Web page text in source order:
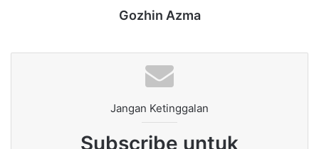
Gozhin Azma
Jangan Ketinggalan
Subscribe untuk